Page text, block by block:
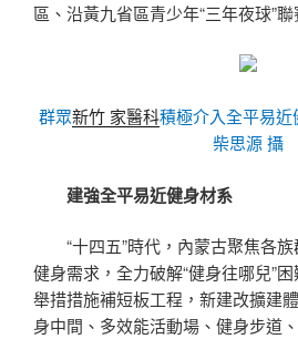
區、沿黃九省區青少年“三年夜球”聯
群眾新竹 家醫科積極介入全平易
柴思源 攝
建強全平易近健身材系
“十四五”時代，內蒙古聚焦各
健身需求，全力破解“健身往哪兒”
舉措措施補短板工程，新建改擴建
身中間、多效能活動場、健身步道